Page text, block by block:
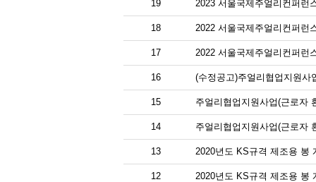
19 2023 서울국제주얼리컨퍼런
18 2022 서울국제주얼리컨퍼런
17 2022 서울국제주얼리컨퍼런
16 (수정공고)주얼리협업지원사
15 주얼리협업지원사업(근로자
14 주얼리협업지원사업(근로자
13 2020년도 KS규격 제조용 봉
12 2020년도 KS규격 제조용 봉